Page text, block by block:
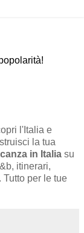
l'Italia e
la tua
in Italiasu
itinerari,
Tutto per le tue